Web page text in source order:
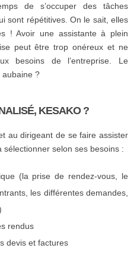
de s’occuper des tâches
sont répétitives. On le sait, elles
! Avoir une assistante à plein
peut être trop onéreux et ne
besoins de l’entreprise. Le
aubaine ?
KESAKO ?
au dirigeant de se faire assister
sélectionner selon ses besoins :
(la prise de rendez-vous, le
les différentes demandes,
rendus
devis et factures